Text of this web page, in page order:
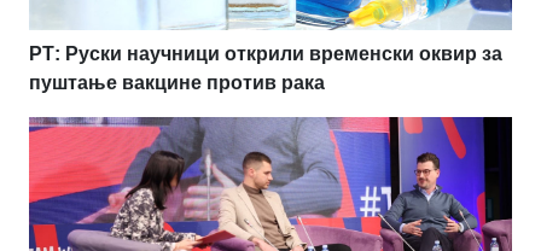
РТ: Руски научници открили временски оквир за
пуштање вакцине против рака